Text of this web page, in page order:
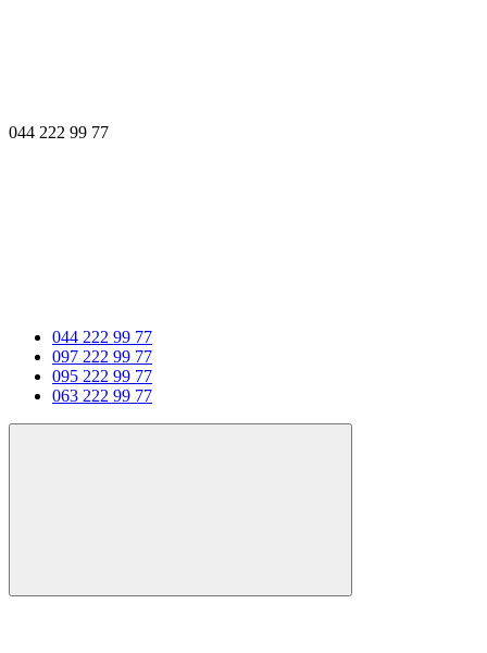
044 222 99 77
044 222 99 77
097 222 99 77
095 222 99 77
063 222 99 77